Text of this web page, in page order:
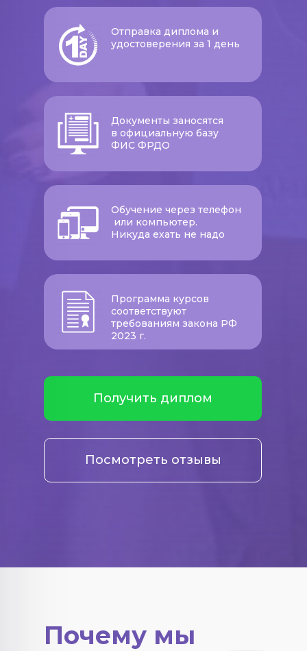
Получить диплом
Отправка диплома и
удостоверения за 1 день
Документы заносятся
в официальную базу
ФИС ФРДО
Обучение через телефон
или компьютер.
Никуда ехать не надо
Программа курсов
соответствуют
требованиям закона РФ
2023 г.
Посмотреть отзывы
Почему мы